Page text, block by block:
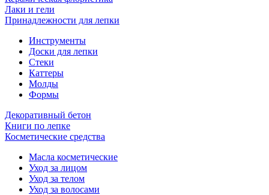
Лаки и гели
Принадлежности для лепки
Инструменты
Доски для лепки
Стеки
Каттеры
Молды
Формы
Декоративный бетон
Книги по лепке
Косметические средства
Масла косметические
Уход за лицом
Уход за телом
Уход за волосами